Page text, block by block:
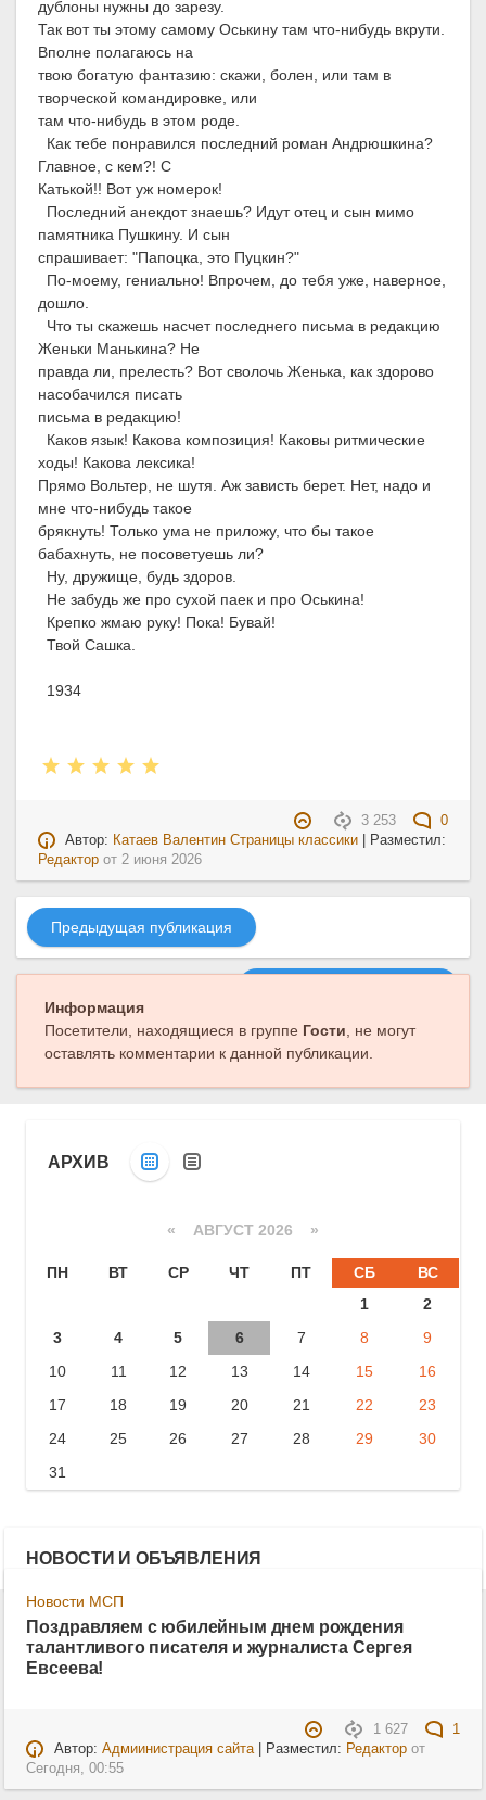
дублоны нужны до зарезу.
Так вот ты этому самому Оськину там что-нибудь вкрути.
Вполне полагаюсь на
твою богатую фантазию: скажи, болен, или там в
творческой командировке, или
там что-нибудь в этом роде.
Как тебе понравился последний роман Андрюшкина?
Главное, с кем?! С
Катькой!! Вот уж номерок!
Последний анекдот знаешь? Идут отец и сын мимо
памятника Пушкину. И сын
спрашивает: "Папоцка, это Пуцкин?"
По-моему, гениально! Впрочем, до тебя уже, наверное,
дошло.
Что ты скажешь насчет последнего письма в редакцию
Женьки Манькина? Не
правда ли, прелесть? Вот сволочь Женька, как здорово
насобачился писать
письма в редакцию!
Каков язык! Какова композиция! Каковы ритмические
ходы! Какова лексика!
Прямо Вольтер, не шутя. Аж зависть берет. Нет, надо и
мне что-нибудь такое
брякнуть! Только ума не приложу, что бы такое
бабахнуть, не посоветуешь ли?
Ну, дружище, будь здоров.
Не забудь же про сухой паек и про Оськина!
Крепко жмаю руку! Пока! Бувай!
Твой Сашка.
1934
3 253
0
Автор: Катаев Валентин Страницы классики | Разместил:
Редактор от 2 июня 2026
Предыдущая публикация
Информация
Посетители, находящиеся в группе Гости, не могут
оставлять комментарии к данной публикации.
АРХИВ
« АВГУСТ 2026 »
ПН ВТ СР ЧТ ПТ СБ
ВС
1
2
3
4 5 6 7 8
9
10
11 12 13 14 15
16
17
18 19 20 21 22
23
24
25 26 27 28 29
30
31
НОВОСТИ И ОБЪЯВЛЕНИЯ
Новости МСП
Поздравляем с юбилейным днем рождения
талантливого писателя и журналиста Сергея
Евсеева!
1 627
1
Автор: Адмиинистрация сайта| Разместил: Редакторот
Сегодня, 00:55